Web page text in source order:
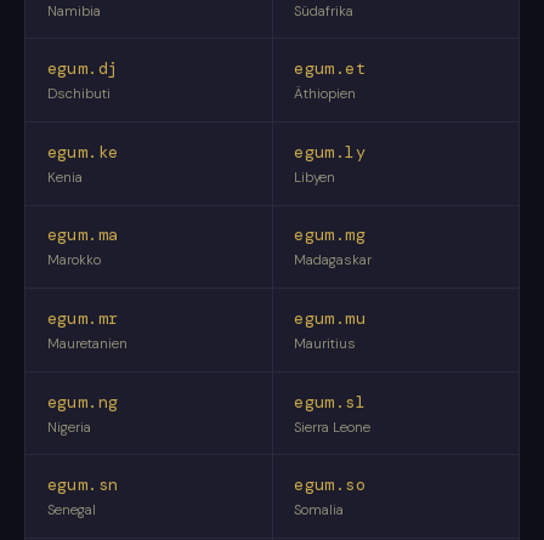
Namibia Südafrika
egum.dj
Dschibuti
egum.et
Äthiopien
egum.ke
Kenia
egum.ly
Libyen
egum.ma
Marokko
egum.mg
Madagaskar
egum.mr
Mauretanien
egum.mu
Mauritius
egum.ng
Nigeria
egum.sl
Sierra Leone
egum.sn
Senegal
egum.so
Somalia